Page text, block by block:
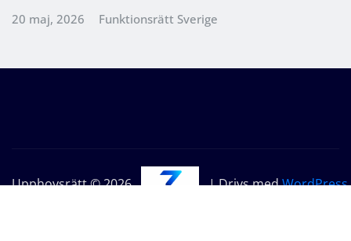
20 maj, 2026 Funktionsrätt Sverige
Upphovsrätt © 2026 | Drivs medWordPress